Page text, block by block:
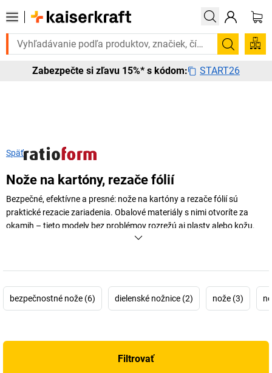
to urgentne? Vybrané bestsellery doručíme do 72 hodín. Objavte
Zabezpečte si zľavu 15%* s kódom: START26
Späť
Nože na kartóny, rezače fólií
Bezpečné, efektívne a presné: nože na kartóny a rezače fólií sú
praktické rezacie zariadenia. Obalové materiály s nimi otvoríte za
okamih – tieto modely bez problémov rozrežú aj plasty alebo kožu.
Od ostrých vysúvacích nožov cez nože na koberce až po nože na
+Zobraziť viac
bezpečnostné nože (6)
dielenské nožnice (2) nože (3)
Filtrovať